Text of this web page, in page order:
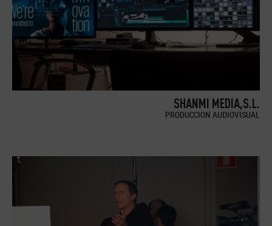
SHANMI MEDIA,S.L.
PRODUCCION AUDIOVISUAL